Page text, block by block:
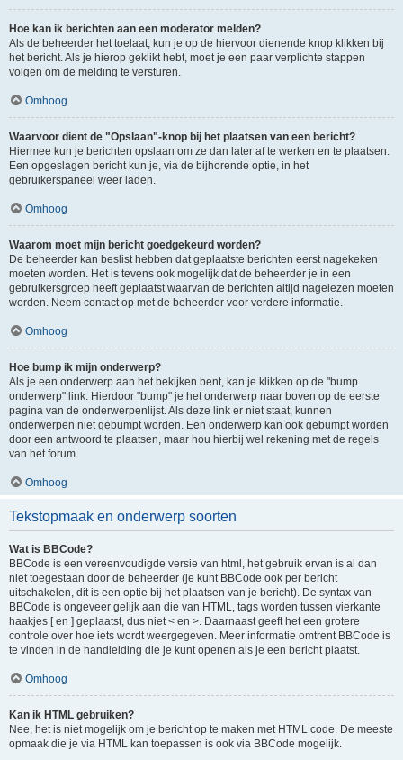
Hoe kan ik berichten aan een moderator melden?
Als de beheerder het toelaat, kun je op de hiervoor dienende knop klikken bij
het bericht. Als je hierop geklikt hebt, moet je een paar verplichte stappen
volgen om de melding te versturen.
Omhoog
Waarvoor dient de "Opslaan"-knop bij het plaatsen van een bericht?
Hiermee kun je berichten opslaan om ze dan later af te werken en te plaatsen.
Een opgeslagen bericht kun je, via de bijhorende optie, in het
gebruikerspaneel weer laden.
Omhoog
Waarom moet mijn bericht goedgekeurd worden?
De beheerder kan beslist hebben dat geplaatste berichten eerst nagekeken
moeten worden. Het is tevens ook mogelijk dat de beheerder je in een
gebruikersgroep heeft geplaatst waarvan de berichten altijd nagelezen moeten
worden. Neem contact op met de beheerder voor verdere informatie.
Omhoog
Hoe bump ik mijn onderwerp?
Als je een onderwerp aan het bekijken bent, kan je klikken op de "bump
onderwerp" link. Hierdoor "bump" je het onderwerp naar boven op de eerste
pagina van de onderwerpenlijst. Als deze link er niet staat, kunnen
onderwerpen niet gebumpt worden. Een onderwerp kan ook gebumpt worden
door een antwoord te plaatsen, maar hou hierbij wel rekening met de regels
van het forum.
Omhoog
Tekstopmaak en onderwerp soorten
Wat is BBCode?
BBCode is een vereenvoudigde versie van html, het gebruik ervan is al dan
niet toegestaan door de beheerder (je kunt BBCode ook per bericht
uitschakelen, dit is een optie bij het plaatsen van je bericht). De syntax van
BBCode is ongeveer gelijk aan die van HTML, tags worden tussen vierkante
haakjes [ en ] geplaatst, dus niet < en >. Daarnaast geeft het een grotere
controle over hoe iets wordt weergegeven. Meer informatie omtrent BBCode is
te vinden in de handleiding die je kunt openen als je een bericht plaatst.
Omhoog
Kan ik HTML gebruiken?
Nee, het is niet mogelijk om je bericht op te maken met HTML code. De meeste
opmaak die je via HTML kan toepassen is ook via BBCode mogelijk.